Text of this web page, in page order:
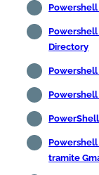
Directory
Powershell
tramite